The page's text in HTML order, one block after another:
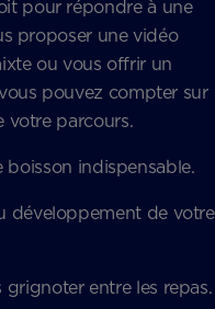
pour répondre à une
proposer une vidéo
ou vous offrir un
pouvez compter sur
votre parcours.
boisson indispensable.
développement de votre
entre les repas.